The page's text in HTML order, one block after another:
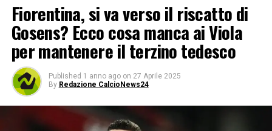
Fiorentina, si va verso il riscatto di
Gosens? Ecco cosa manca ai Viola
per mantenere il terzino tedesco
Published 1 anno ago on 27 Aprile 2025
By Redazione CalcioNews24